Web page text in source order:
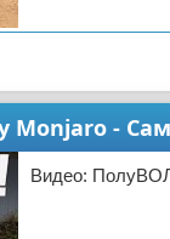
Monjaro -
Видео: